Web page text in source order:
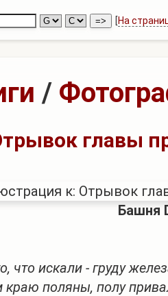
[На
/
главы
Башня
что искали - груду
поляны, полу